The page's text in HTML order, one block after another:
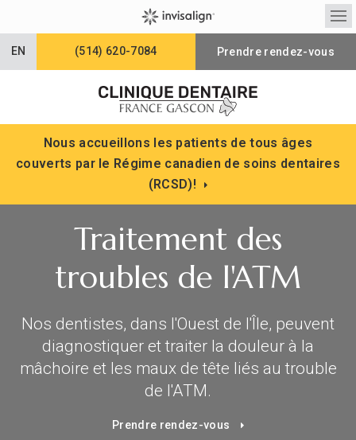
EN (514) 620-7084 Prendre rendez-vous
Nous accueillons les patients de tous âges
couverts par le Régime canadien de soins dentaires
(RCSD)!
Traitement des
troubles de l'ATM
Nos dentistes, dans l'Ouest de l'Île, peuvent
diagnostiquer et traiter la douleur à la
mâchoire et les maux de tête liés au trouble
de l'ATM.
Prendre rendez-vous